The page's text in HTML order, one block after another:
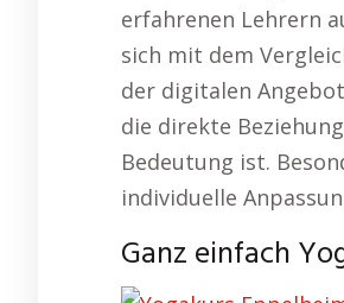
erfahrenen Lehrern
sich mit dem
der digitalen
die direkte
Bedeutung ist.
individuelle
Ganz einfach